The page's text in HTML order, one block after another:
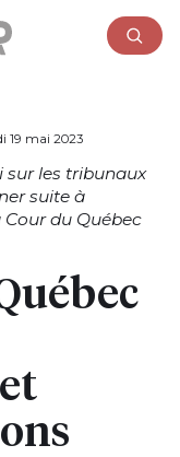
19 mai 2023
sur les tribunaux
suite à
Cour du Québec